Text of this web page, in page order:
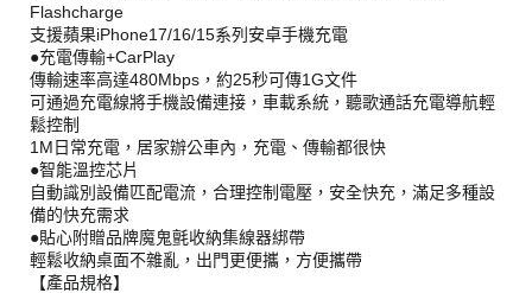
Flashcharge
支援蘋果iPhone17/16/15系列安卓手機充電
●充電傳輸+CarPlay
傳輸速率高達480Mbps，約25秒可傳1G文件
可通過充電線將手機設備連接，車載系統，聽歌通話充電導航輕
鬆控制
1M日常充電，居家辦公車內，充電、傳輸都很快
●智能溫控芯片
自動識別設備匹配電流，合理控制電壓，安全快充，滿足多種設
備的快充需求
●貼心附贈品牌魔鬼氈收納集線器綁帶
輕鬆收納桌面不雜亂，出門更便攜，方便攜帶
【產品規格】